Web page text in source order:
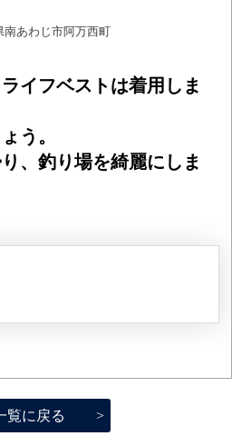
あわじ市阿万西町
イフベストは着用しま
う。
、釣り場を綺麗にしま
覧に戻る